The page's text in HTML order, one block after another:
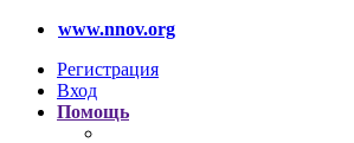
www.nnov.org
Регистрация
Вход
Помощь